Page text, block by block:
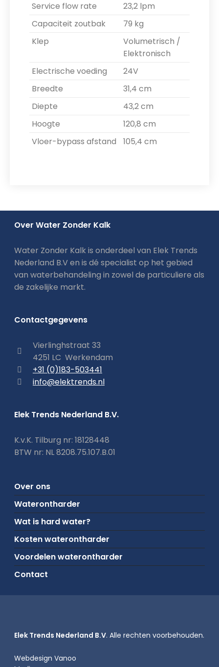
Service flow rate
23,2 lpm
Capaciteit zoutbak
79 kg
Klep
Volumetrisch /
Elektronisch
Electrische voeding
24V
Breedte
31,4 cm
Diepte
43,2 cm
Hoogte
120,8 cm
Vloer-bypass afstand
105,4 cm
Over Water Zonder Kalk
Water Zonder Kalk is onderdeel van Elek Trends
Nederland B.V en is dé specialist op het gebied
van waterbehandeling in zowel de particuliere als
de zakelijke markt.
Contactgegevens
Vierlinghstraat 33
4251 LC Werkendam
+31 (0)183-503441
info@elektrends.nl
Elek Trends Nederland B.V.
K.v.K. Tilburg nr: 18128448
BTW nr: NL 8208.75.107.B.01
Over ons
Waterontharder
Wat is hard water?
Kosten waterontharder
Voordelen waterontharder
Contact
Elek Trends Nederland B.V. Alle rechten voorbehouden.
Webdesign Vanoo